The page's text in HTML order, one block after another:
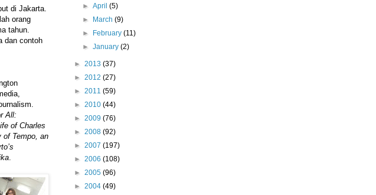
di Jakarta.
orang
tahun.
dan contoh
All:
of Charles
of Tempo, an
.
►April(5)
►
March(9)
►
February(11)
►January(2)
► 2013 (37)
► 2012 (27)
► 2011 (59)
► 2010 (44)
► 2009 (76)
► 2008 (92)
► 2007 (197)
► 2006 (108)
► 2005 (96)
► 2004 (49)